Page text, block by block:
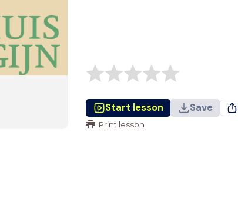
Start lesson Save
Print lesson